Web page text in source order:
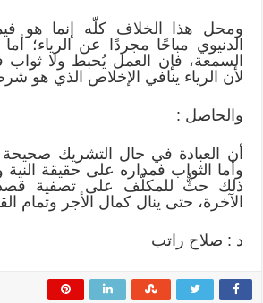
ومحل هذا الخلاف كلّه إنما هو
الدنيوي مباحًا مجردًا عن الرياء؛
السمعة، فإن العمل يُحبط ولا ثواب
لأن الرياء ينافي الإخلاص الذي هو
والحاصل :
أن العبادة في حال التشريك
وأما الثواب فمداره على حقيقة
ذلك حثٌّ للمكلّف على تصفية
الآخرة، حتى ينال كمال الأجر وتمام
د : صلاح راتب